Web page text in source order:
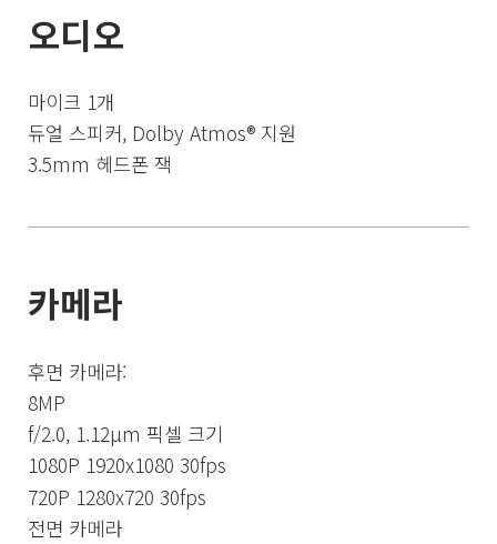
오디오
마이크 1개
듀얼 스피커, Dolby Atmos® 지원
3.5mm 헤드폰 잭
카메라
후면 카메라:
8MP
f/2.0, 1.12μm 픽셀 크기
1080P 1920x1080 30fps
720P 1280x720 30fps
전면 카메라